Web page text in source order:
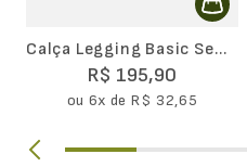
Calça Legging Basic Sem
Costura Canelada
R$ 195,90
ou 6x de R$ 32,65